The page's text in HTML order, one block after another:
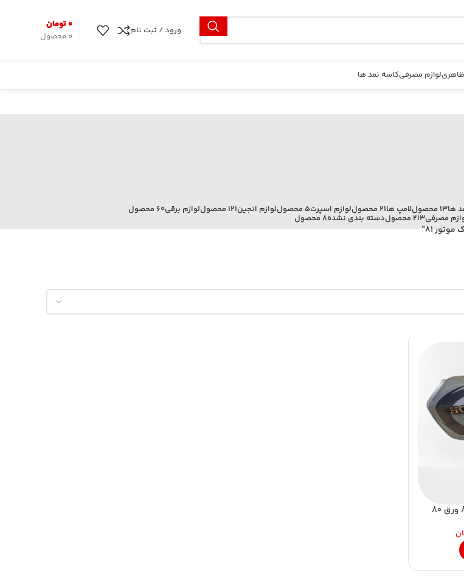
ورود / ثبت نام
0 محصول
۰تومان
ظاهریلوازم مصرفیکاسه نمد ها
ها13 محصول لامپ ها21 محصول لوازم اسپرت5 محصول لوازم انجین121 محصول لوازم برقی60 محصول
مصرفی213 محصول دسته بندی نشده8 محصول
81”